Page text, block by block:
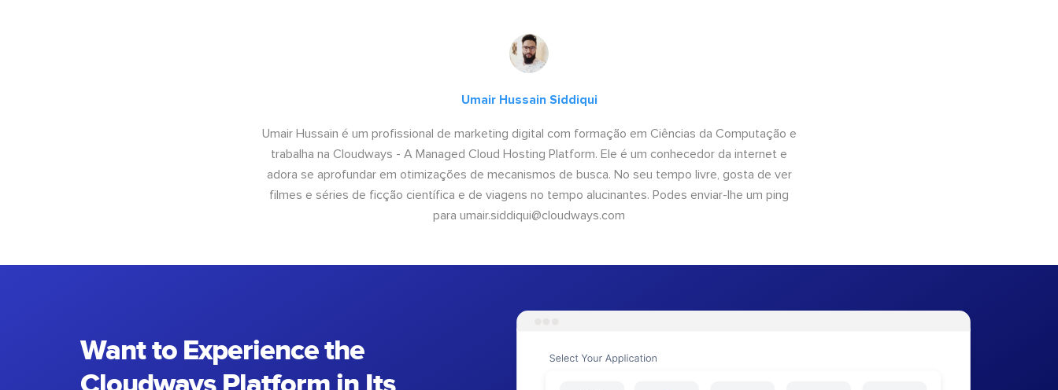
Umair Hussain Siddiqui
Umair Hussain é um profissional de marketing digital com formação em Ciências da Computação e
trabalha na Cloudways - A Managed Cloud Hosting Platform. Ele é um conhecedor da internet e
adora se aprofundar em otimizações de mecanismos de busca. No seu tempo livre, gosta de ver
filmes e séries de ficção científica e de viagens no tempo alucinantes. Podes enviar-lhe um ping
para umair.siddiqui@cloudways.com
Want to Experience the